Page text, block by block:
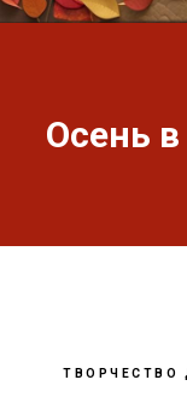
Осень
ТВОРЧЕСТВО